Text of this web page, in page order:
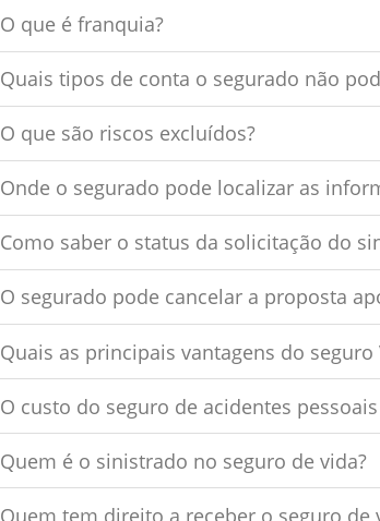
O que é franquia?
Quais tipos de conta o segurado não
O que são riscos excluídos?
Onde o segurado pode localizar as
Como saber o status da solicitação do
O segurado pode cancelar a proposta
Quais as principais vantagens do seguro
O custo do seguro de acidentes
Quem é o sinistrado no seguro de vida?
Quem tem direito a receber o seguro de